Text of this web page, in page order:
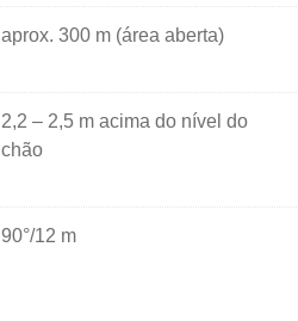
aprox. 300 m (área aberta)
2,2 – 2,5 m acima do nível do
chão
90°/12 m